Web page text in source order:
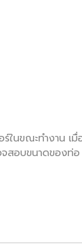
นขณะทำงาน เมื่
จสอบขนาดของ